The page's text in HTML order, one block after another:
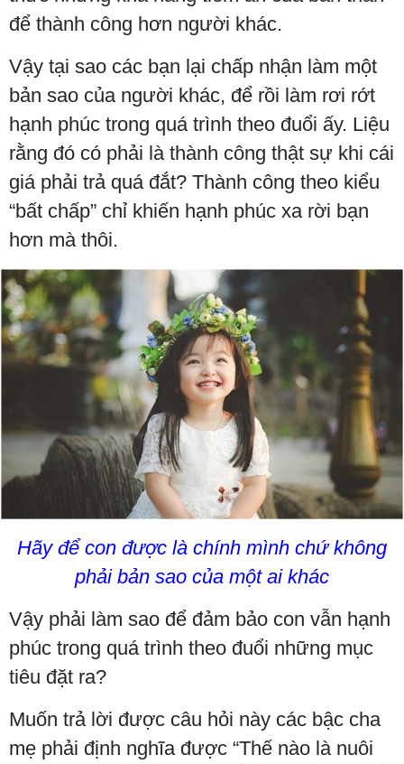
để thành công hơn người khác.
Vậy tại sao các bạn lại chấp nhận làm một
bản sao của người khác, để rồi làm rơi rớt
hạnh phúc trong quá trình theo đuổi ấy. Liệu
rằng đó có phải là thành công thật sự khi cái
giá phải trả quá đắt? Thành công theo kiểu
“bất chấp” chỉ khiến hạnh phúc xa rời bạn
hơn mà thôi.
Hãy để con được là chính mình chứ không
phải bản sao của một ai khác
Vậy phải làm sao để đảm bảo con vẫn hạnh
phúc trong quá trình theo đuổi những mục
tiêu đặt ra?
Muốn trả lời được câu hỏi này các bậc cha
mẹ phải định nghĩa được “Thế nào là nuôi